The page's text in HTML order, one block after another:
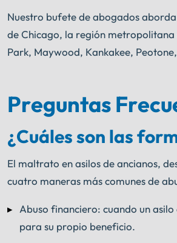
Nuestro bufete de abogados
de Chicago, la región metropolitana
Park, Maywood, Kankakee,
Preguntas
¿Cuáles son las
El maltrato en asilos de ancianos,
cuatro maneras más comunes de
Abuso financiero: cuando un
para su propio beneficio.